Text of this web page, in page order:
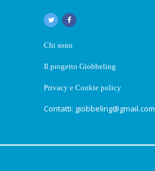
Chi sono
Il progetto Giobbeling
Privacy e Cookie policy
Contatti: giobbeling@gmail.com